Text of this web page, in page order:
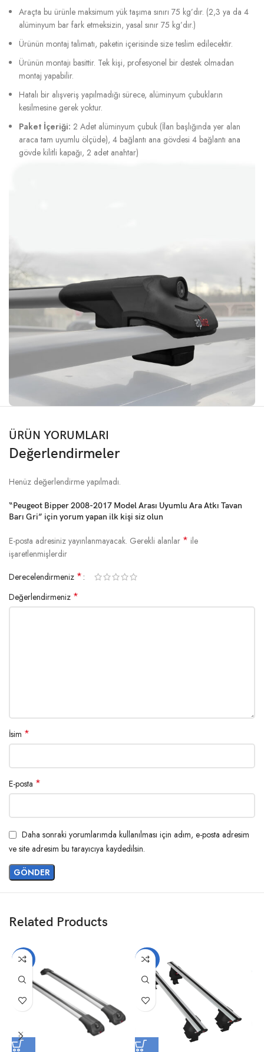
Araçta bu ürünle maksimum yük taşıma sınırı 75 kg’dır. (2,3 ya da 4
alüminyum bar fark etmeksizin, yasal sınır 75 kg’dır.)
Ürünün montaj talimatı, paketin içerisinde size teslim edilecektir.
Ürünün montajı basittir. Tek kişi, profesyonel bir destek olmadan
montaj yapabilir.
Hatalı bir alışveriş yapılmadığı sürece, alüminyum çubukların
kesilmesine gerek yoktur.
Paket İçeriği: 2 Adet alüminyum çubuk (İlan başlığında yer alan
araca tam uyumlu ölçüde), 4 bağlantı ana gövdesi 4 bağlantı ana
gövde kilitli kapağı, 2 adet anahtar)
ÜRÜN YORUMLARI
Değerlendirmeler
Henüz değerlendirme yapılmadı.
“Peugeot Bipper 2008-2017 Model Arası Uyumlu Ara Atkı Tavan
Barı Gri” için yorum yapan ilk kişi siz olun
E-posta adresiniz yayınlanmayacak. Gerekli alanlar * ile
işaretlenmişlerdir
Derecelendirmeniz *
Değerlendirmeniz *
İsim *
E-posta *
Daha sonraki yorumlarımda kullanılması için adım, e-posta adresim
ve site adresim bu tarayıcıya kaydedilsin.
Related Products
-17% -20%